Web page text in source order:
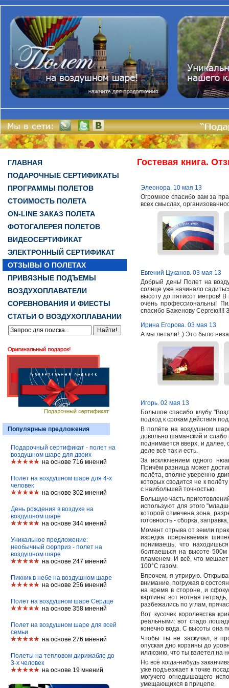
ГЛАВНАЯ
ПОДАРОЧНЫЕ СЕРТИФИКАТЫ
ПРОГРАММЫ ПОЛЕТОВ
СТОИМОСТЬ ПОЛЕТА
ON-LINE ЗАКАЗ ПОЛЕТА
ФОТОГАЛЕРЕЯ ПОЛЕТОВ
ВИДЕОСЕРТИФИКАТ
ЭЛЕКТРОННЫЙ СЕРТИФИКАТ
ОТЗЫВЫ О ПОЛЕТАХ
ПРИВЯЗНЫЕ ПОДЪЕМЫ
ВОЗДУХОПЛАВАТЕЛИ
СОРЕВНОВАНИЯ И ФИЕСТЫ
СТАТЬИ О ВОЗДУХОПЛАВАНИИ
Популярные предложения
Подарочный сертификат - полет на
воздушном шаре для двоих
на основе 716 мнений
Полет на воздушном шаре для 4-х
человек
на основе 302 мнений
День рождения в воздухе на
воздушном шаре
на основе 344 мнений
Уникальное предложение:
необычный сюрприз - полет на
воздушном шаре
на основе 247 мнений
Пикник в небе на воздушном шаре
на основе 256 мнений
Полет на воздушном шаре Сердце
на основе 358 мнений
Полет на воздушном шаре для всей
семьи
на основе 276 мнений
Полеты на тепловом дирижабле до
3-х человек
на основе 19 мнений
Гостевая книга.
Элеонора. 10 мая 13
Огромное спасибо вам за
всех смыслах,
Евгений Цуканов. 03 мая 13
Добрый день! Полет на
солнце уже начинало
высоту до пятисот метров!
очень профессиональны!
спасибо Баженову Сергею!!!!
Ирина Егорова. 03 мая 13
А мы летали!..) Это было
Игорь. 02 мая 13
Большое спасибо клубу
подход к срокам действия
В полёте на воздушном
довольно шаманский и
поднимается вверх, и далее,
деле всё так и есть.
За исключением одного
Причём разница может
полёта, вполне уверенно
которых сводится не к
с наибольшей точностью.
Большую часть
используют для этого
которой отмечена зона,
готовность - сборка,
Момент отрыва от земли
изредка прерываемая
понимаешь, что
болтаешься на высоте 500м
пламенем. И всё, что мешает
100°C газом.
Впрочем, я утрирую.
внимание, погружая в
на время в стороне, и
картины: вот нотная
разбежались по углам,
Вот кусочек королевства
реальными: вот стадо
конечно вода. С высоты она
Чтобы ты не заскучал, в
опуская дно корзины до
иллюзию, что ты взлетел на
Но всё когда-нибудь
уже подъезжает к точке
могучего огнедышащего
умещающихся в прицепе.